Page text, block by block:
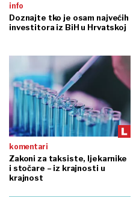
info
Doznajte tko je osam najvećih
investitora iz BiH u Hrvatskoj
komentari
Zakoni za taksiste, ljekarnike
i stočare – iz krajnosti u
krajnost